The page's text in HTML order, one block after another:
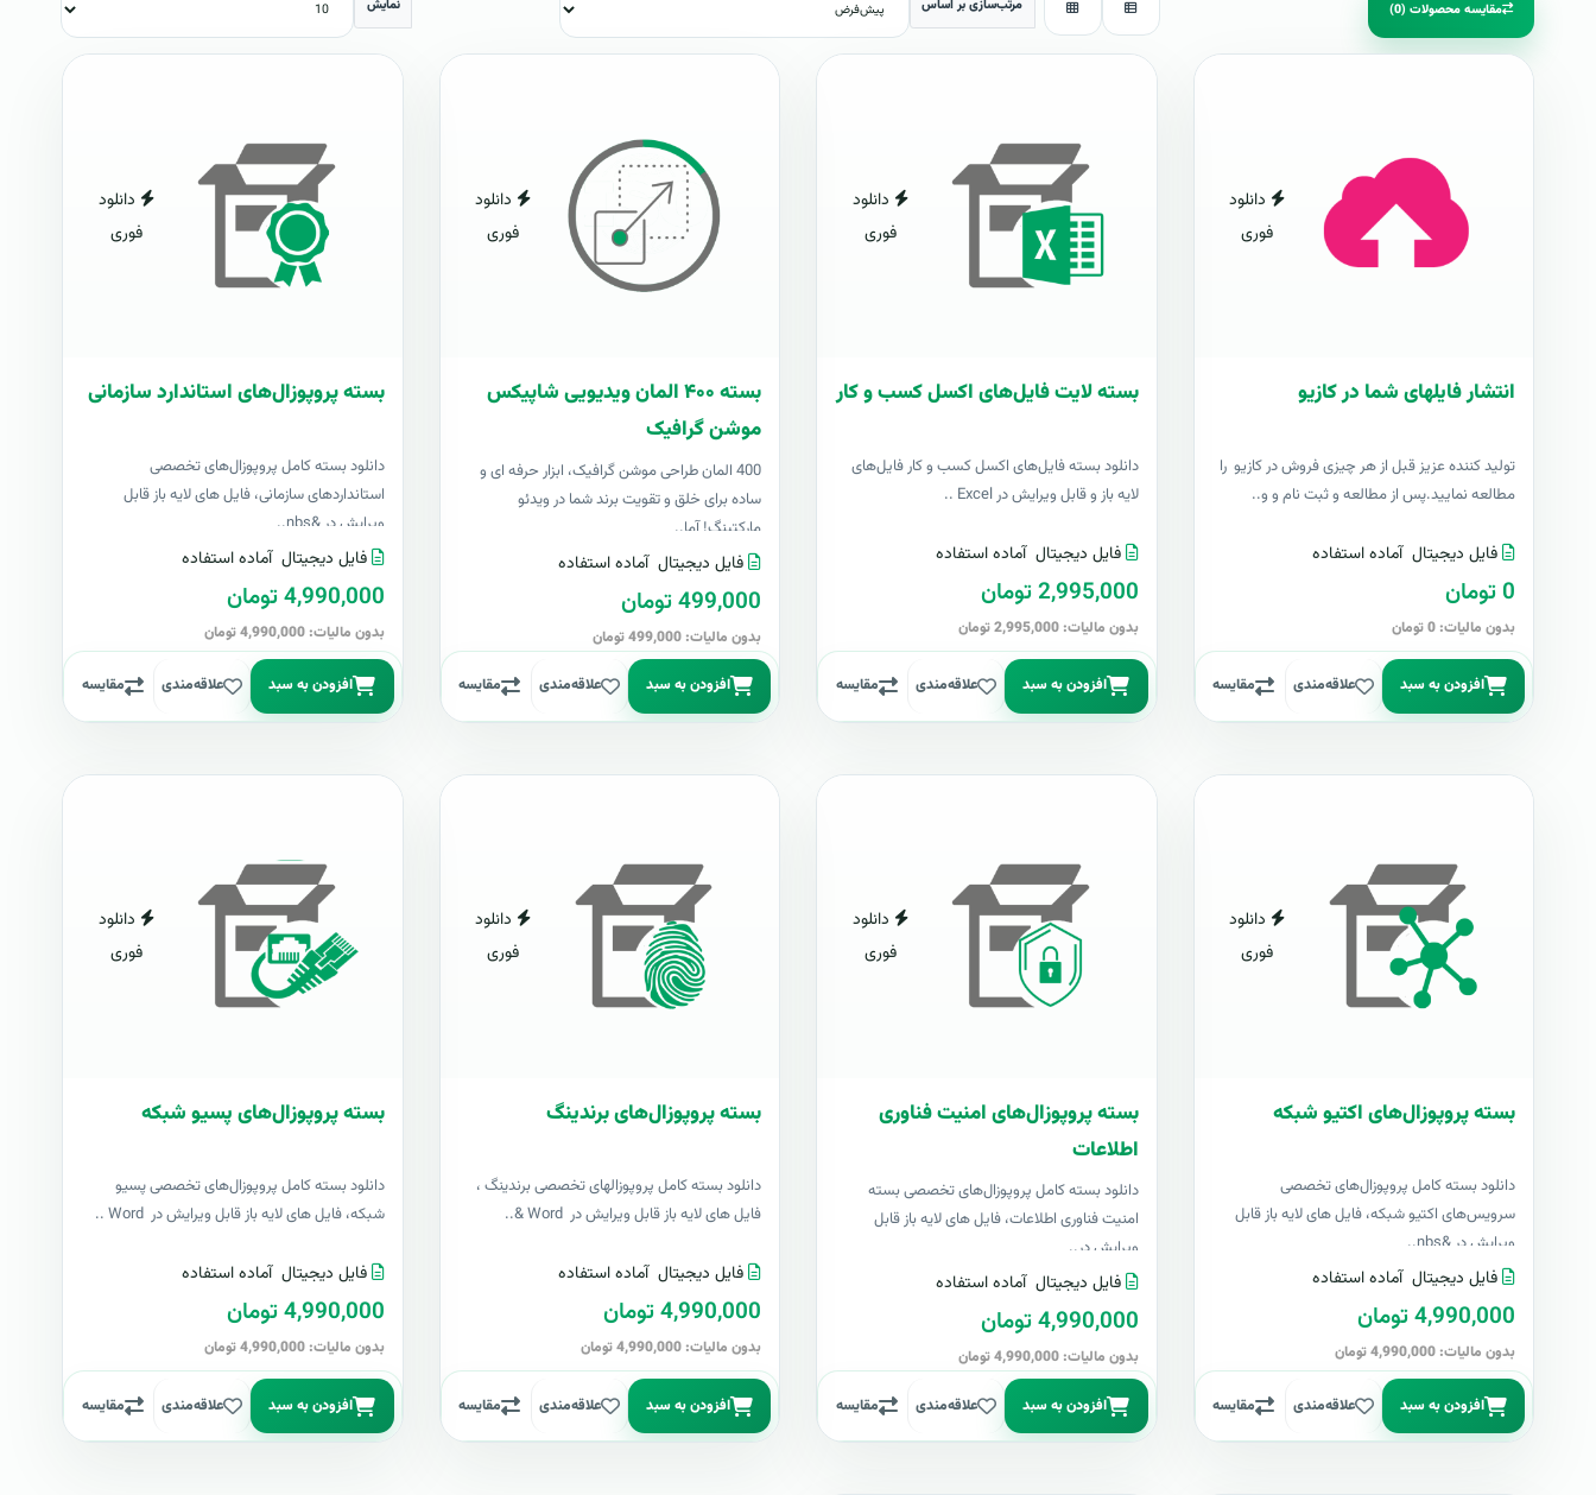
مقایسه محصولات (0) مرتب‌سازی بر اساس نمایش
دانلود
فوری
انتشار فایلهای شما در کازیو
توليد کننده عزيز قبل از هر چیزی فروش در کازیو را
مطالعه نمایید.پس از مطالعه و ثبت نام و و..
فایل دیجیتال آماده استفاده
0 تومان
بدون مالیات: 0 تومان
افزودن به سبد علاقه‌مندی مقایسه
دانلود
فوری
بسته لایت فایل‌های اکسل کسب و کار
دانلود بسته فایل‌های اکسل کسب و کار فایل‌های
لایه باز و قابل ویرایش در Excel ..
فایل دیجیتال آماده استفاده
2,995,000 تومان
بدون مالیات: 2,995,000 تومان
افزودن به سبد علاقه‌مندی مقایسه
دانلود
فوری
بسته ۴۰۰ المان ویدیویی شاپیکس
موشن گرافیک
400 المان طراحی موشن گرافیک، ابزار حرفه ای و
ساده برای خلق و تقویت برند شما در ویدئو
مارکتینگ! آما..
فایل دیجیتال آماده استفاده
499,000 تومان
بدون مالیات: 499,000 تومان
افزودن به سبد علاقه‌مندی مقایسه
دانلود
فوری
بسته پروپوزال‌های استاندارد سازمانی
دانلود بسته کامل پروپوزال‌های تخصصی
استانداردهای سازمانی، فایل های لایه باز قابل
ویرایش در &nbs..
فایل دیجیتال آماده استفاده
4,990,000 تومان
بدون مالیات: 4,990,000 تومان
افزودن به سبد علاقه‌مندی مقایسه
دانلود
فوری
بسته پروپوزال‌های اکتیو شبکه
دانلود بسته کامل پروپوزال‌های تخصصی
سرویس‌های اکتیو شبکه، فایل های لایه باز قابل
ویرایش در &nbs..
فایل دیجیتال آماده استفاده
4,990,000 تومان
بدون مالیات: 4,990,000 تومان
افزودن به سبد علاقه‌مندی مقایسه
دانلود
فوری
بسته پروپوزال‌های امنیت فناوری
اطلاعات
دانلود بسته کامل پروپوزال‌های تخصصی بسته
امنیت فناوری اطلاعات، فایل های لایه باز قابل
ویرایش در..
فایل دیجیتال آماده استفاده
4,990,000 تومان
بدون مالیات: 4,990,000 تومان
افزودن به سبد علاقه‌مندی مقایسه
دانلود
فوری
بسته پروپوزال‌های برندینگ
دانلود بسته کامل پروپوزالهای تخصصی برندینگ ،
فایل های لایه باز قابل ویرایش در Word &..
فایل دیجیتال آماده استفاده
4,990,000 تومان
بدون مالیات: 4,990,000 تومان
افزودن به سبد علاقه‌مندی مقایسه
دانلود
فوری
بسته پروپوزال‌های پسیو شبکه
دانلود بسته کامل پروپوزال‌های تخصصی پسیو
شبکه، فایل های لایه باز قابل ویرایش در Word ..
فایل دیجیتال آماده استفاده
4,990,000 تومان
بدون مالیات: 4,990,000 تومان
افزودن به سبد علاقه‌مندی مقایسه